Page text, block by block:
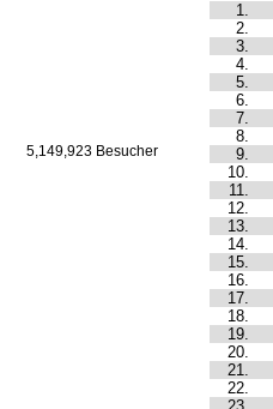
5,149,923 Besucher
1.
2.
3.
4.
5.
6.
7.
8.
9.
10.
11.
12.
13.
14.
15.
16.
17.
18.
19.
20.
21.
22.